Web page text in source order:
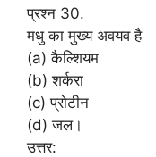
प्रश्न 30.
मधु का मुख्य अवयव है
(a) कैल्शियम
(b) शर्करा
(c) प्रोटीन
(d) जल।
उत्तर: